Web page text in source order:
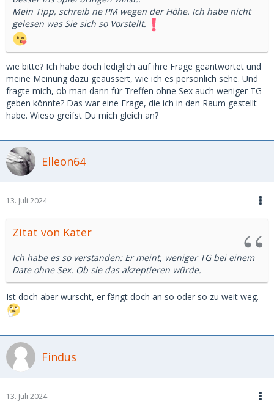
Mein Tipp, schreib ne PM wegen der Höhe. Ich habe nicht
gelesen was Sie sich so Vorstellt.
wie bitte? Ich habe doch lediglich auf ihre Frage geantwortet und
meine Meinung dazu geäussert, wie ich es persönlich sehe. Und
fragte mich, ob man dann für Treffen ohne Sex auch weniger TG
geben könnte? Das war eine Frage, die ich in den Raum gestellt
habe. Wieso greifst Du mich gleich an?
Elleon64
13. Juli 2024
Zitat von Kater
Ich habe es so verstanden: Er meint, weniger TG bei einem
Date ohne Sex. Ob sie das akzeptieren würde.
Ist doch aber wurscht, er fängt doch an so oder so zu weit weg.
Findus
13. Juli 2024